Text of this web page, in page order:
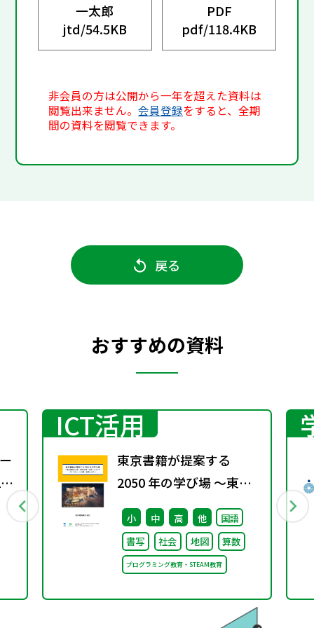
一太郎
jtd/54.5KB
PDF
pdf/118.4KB
非会員の方は公開から一年を超えた資料は
閲覧出来ません。会員登録をすると、全期
間の資料を閲覧できます。
戻る
おすすめの資料
ICT活用
東京書籍が提案する
2050 年の学び場 ～東京
書籍は大阪・関西万博
「大阪ヘルスケア パビリ
オン」に出展・協賛しま
す～
小 中 高 他
国語
書写
社会 地図 算数
プログラミング教育・STEAM教育